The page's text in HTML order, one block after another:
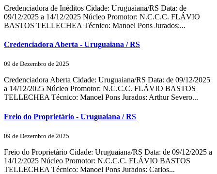
Credenciadora de Inéditos Cidade: Uruguaiana/RS Data: de
09/12/2025 a 14/12/2025 Núcleo Promotor: N.C.C.C. FLÁVIO
BASTOS TELLECHEA Técnico: Manoel Pons Jurados:...
Credenciadora Aberta - Uruguaiana / RS
09 de Dezembro de 2025
Credenciadora Aberta Cidade: Uruguaiana/RS Data: de 09/12/2025
a 14/12/2025 Núcleo Promotor: N.C.C.C. FLÁVIO BASTOS
TELLECHEA Técnico: Manoel Pons Jurados: Arthur Severo...
Freio do Proprietário - Uruguaiana / RS
09 de Dezembro de 2025
Freio do Proprietário Cidade: Uruguaiana/RS Data: de 09/12/2025 a
14/12/2025 Núcleo Promotor: N.C.C.C. FLÁVIO BASTOS
TELLECHEA Técnico: Manoel Pons Jurados: Carlos...